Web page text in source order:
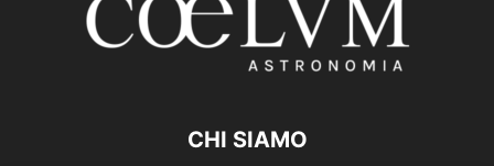
CHI SIAMO